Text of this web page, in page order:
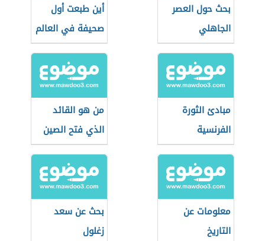
بحث حول العصر
الجاهلي
أين طبعت أول
صحيفة في العالم
مبادئ الثورة
الفرنسية
من هو القائد
الذي فتح الصين
معلومات عن
التاريخ
بحث عن سعد
زغلول